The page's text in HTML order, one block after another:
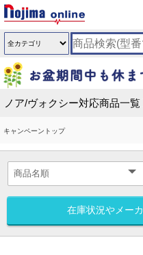
ノア/ヴォクシー対応商品一
キャンペーントップ
在庫状況やメー